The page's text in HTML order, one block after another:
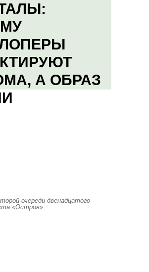
А ОБРАЗ
очереди двенадцатого
«Остров»